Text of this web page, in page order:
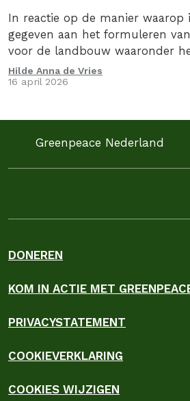
In reactie op de manier
gegeven aan het formuleren
voor de landbouw waaronder
via een convenant invulling aan
we op 16 april 2026, samen met
Minister van Landbouw, Visserij,
Hilde Anna de Vries
16 april 2026
Greenpeace Nederland
DONEREN
KOM IN ACTIE MET
PRIVACYSTATEMENT
COOKIEVERKLARING
COOKIES WIJZIGEN